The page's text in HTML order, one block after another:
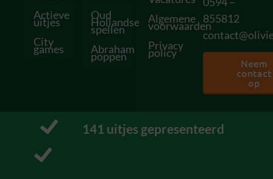
Actieve
uitjes
City
games
Oud
Hollandse
spellen
Abraham
poppen
Algemene
voorwaarden
Privacy
policy
855812
Neem
contact
op
162 uitjes gepresenteerd